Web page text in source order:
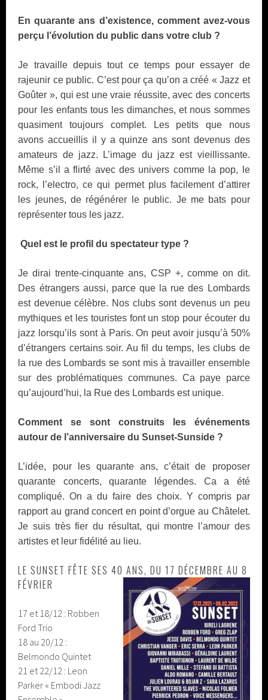
En quarante ans d’existence, comment avez-vous
perçu l’évolution du public dans votre club ?
Je travaille depuis tout ce temps pour essayer de
rajeunir ce public. C’est pour ça qu’on a créé « Jazz et
Goûter », qui est une vraie réussite, avec des concerts
pour les enfants tous les dimanches, et nous sommes
quasiment toujours complet. Les petits que nous
avons accueillis il y a quinze ans sont devenus des
amateurs de jazz. L’image du jazz est vieillissante.
Même s’il a flirté avec des univers comme la pop, le
rock, l’electro, ce qui permet plus facilement d’attirer
les jeunes, de régénérer le public. Je me bats pour
représenter tous les jazz.
Quel est le profil du spectateur type ?
Je dirai trente-cinquante ans, CSP +, comme on dit.
Des étrangers aussi, parce que la rue des Lombards
est devenue célèbre. Nos clubs sont devenus un peu
mythiques et les touristes font un stop pour écouter du
jazz lorsqu’ils sont à Paris. On peut avoir jusqu’à 50%
d’étrangers certains soir. Au fil du temps, les clubs de
la rue des Lombards se sont mis à travailler ensemble
sur des problématiques communes. Ca paye parce
qu’aujourd’hui, la Rue des Lombards est unique.
Comment se sont construits les événements
autour de l’anniversaire du Sunset-Sunside ?
L’idée, pour les quarante ans, c’était de proposer
quarante concerts, quarante légendes. Ca a été
compliqué. On a du faire des choix. Y compris par
rapport au grand concert en point d’orgue au Châtelet.
Je suis très fier du résultat, qui montre l’amour des
artistes et leur fidélité au lieu.
LE SUNSET FÊTE SES 40 ANS, DU 17 DÉCEMBRE AU 8
FÉVRIER
17 et 18/12 : Robben
Ford Trio
18 au 20/12 :
Belmondo Quintet
21 et 22/12 : Leon
Parker « Embodi Jazz